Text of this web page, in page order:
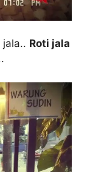
jala.. Roti jala